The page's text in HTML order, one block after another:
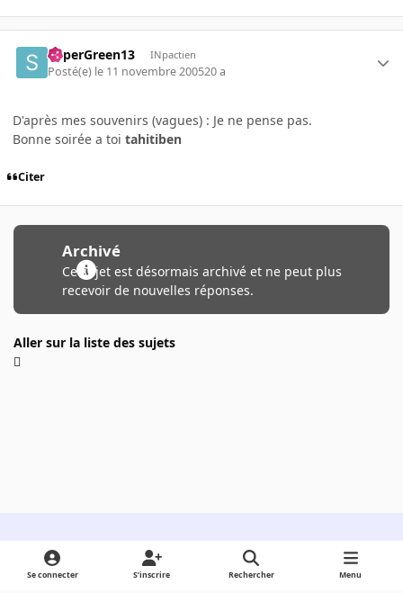
SuperGreen13 INpactien
Posté(e) le 11 novembre 200520 a
D'après mes souvenirs (vagues) : Je ne pense pas.
Bonne soirée a toi tahitiben
Citer
Archivé
Ce sujet est désormais archivé et ne peut plus
recevoir de nouvelles réponses.
Aller sur la liste des sujets
Light ModeDark ModeSystem Preference
Se connecter S’inscrire Rechercher Menu